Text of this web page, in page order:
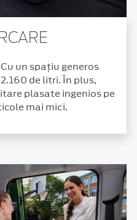
un spațiu generos
de litri. În plus,
plasate ingenios pe
mai mici.